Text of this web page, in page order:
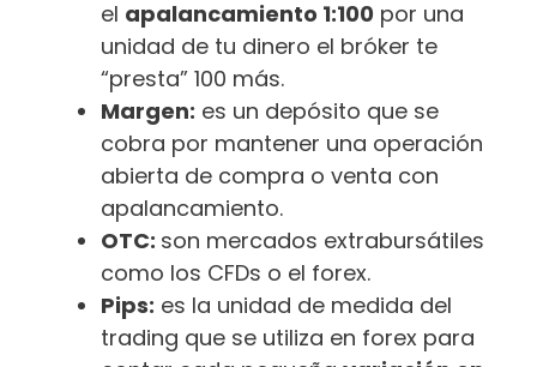
el apalancamiento 1:100 por una
unidad de tu dinero el bróker te
“presta” 100 más.
Margen: es un depósito que se
cobra por mantener una operación
abierta de compra o venta con
apalancamiento.
OTC: son mercados extrabursátiles
como los CFDs o el forex.
Pips: es la unidad de medida del
trading que se utiliza en forex para